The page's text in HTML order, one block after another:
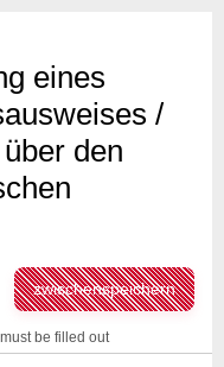
eines
/
den
zwischenspeichern
be filled out